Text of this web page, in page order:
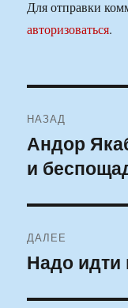
Для отправки
авторизоваться.
по
записям
НАЗАД
Предыдущая
запись:
Андор
и
ДАЛЕЕ
Следующая
Надо идти